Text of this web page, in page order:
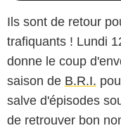
Ils sont de retour
trafiquants ! Lundi
donne le coup
saison de B.R.I.
salve d'épisodes
de retrouver bon